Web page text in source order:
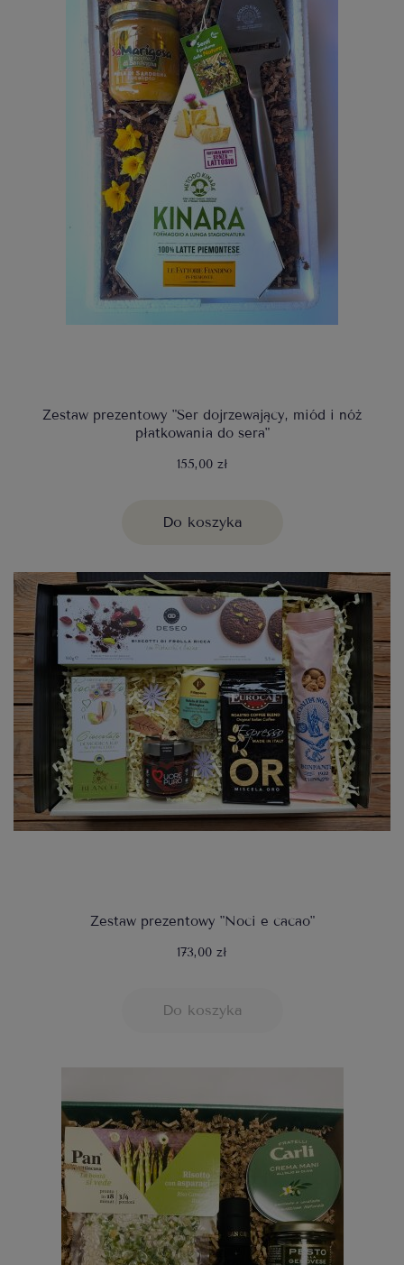
Zestaw prezentowy "Ser dojrzewający, miód i nóż
płatkowania do sera"
155,00 zł
Do koszyka
Zestaw prezentowy "Noci e cacao"
173,00 zł
Do koszyka